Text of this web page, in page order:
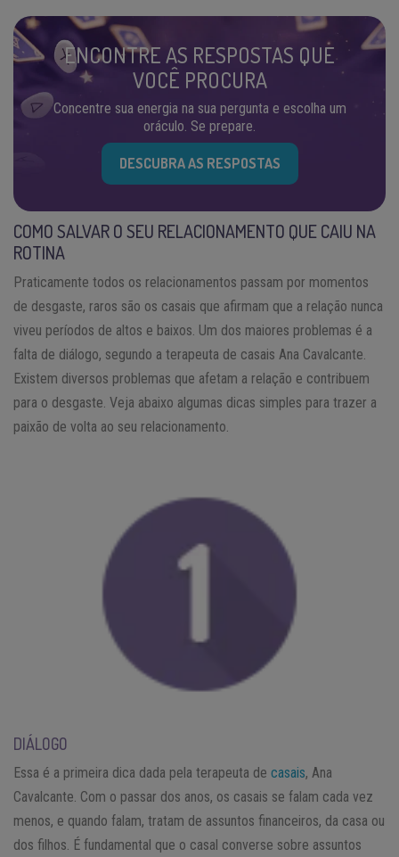
ENCONTRE AS RESPOSTAS QUE
VOCÊ PROCURA
Concentre sua energia na sua pergunta e escolha um
oráculo. Se prepare.
DESCUBRA AS RESPOSTAS
COMO SALVAR O SEU RELACIONAMENTO QUE CAIU NA
ROTINA
Praticamente todos os relacionamentos passam por momentos
de desgaste, raros são os casais que afirmam que a relação nunca
viveu períodos de altos e baixos. Um dos maiores problemas é a
falta de diálogo, segundo a terapeuta de casais Ana Cavalcante.
Existem diversos problemas que afetam a relação e contribuem
para o desgaste. Veja abaixo algumas dicas simples para trazer a
paixão de volta ao seu relacionamento.
DIÁLOGO
Essa é a primeira dica dada pela terapeuta de casais, Ana
Cavalcante. Com o passar dos anos, os casais se falam cada vez
menos, e quando falam, tratam de assuntos financeiros, da casa ou
dos filhos. É fundamental que o casal converse sobre assuntos